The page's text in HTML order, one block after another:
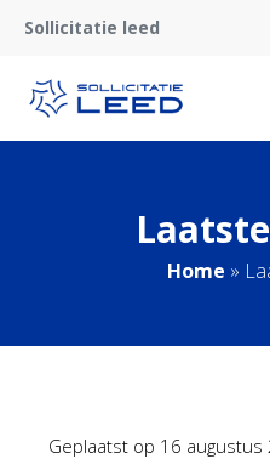
Sollicitatie leed
Home »
Geplaatst op 16 augustus